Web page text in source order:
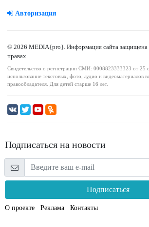
Авторизация
© 2026 MEDIA{pro}. Информация сайта защищена
правах.
Свидетельство о регистрации СМИ: 0008823333323 от 25
использование текстовых, фото, аудио и видеоматериалов
правообладателя. Для детей старше 16 лет.
Подписаться на новости
Подписаться
О проекте Реклама Контакты